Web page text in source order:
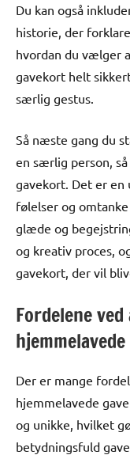
Du kan også
historie, der
hvordan du vælger
gavekort helt
særlig gestus.
Så næste gang du
en særlig person,
gavekort. Det er en
følelser og
glæde og
og kreativ proces,
gavekort, der vil
Fordelene
Der er mange
hjemmelavede
og unikke, hvilket
betydningsfuld